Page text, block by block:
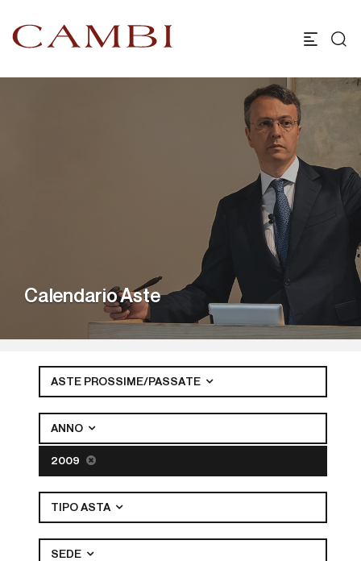
Calendario Aste
ASTE PROSSIME/PASSATE
ANNO
2009
TIPO ASTA
SEDE